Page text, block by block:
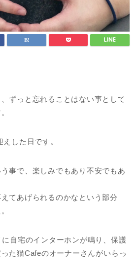
ずっと忘れることはない事として
した日です。
事で、楽しみでもあり不安でもあ
てあげられるのかなという部分
自宅のインターホンが鳴り、保護
た猫Cafeのオーナーさんがいらっ